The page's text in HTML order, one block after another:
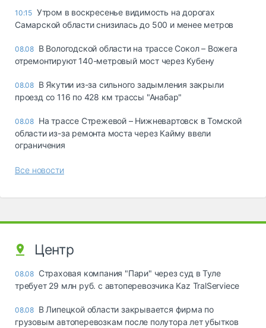
10:15 Утром в воскресенье видимость на дорогах
Самарской области снизилась до 500 и менее метров
08.08 В Вологодской области на трассе Сокол – Вожега
отремонтируют 140-метровый мост через Кубену
08.08 В Якутии из-за сильного задымления закрыли
проезд со 116 по 428 км трассы "Анабар"
08.08 На трассе Стрежевой – Нижневартовск в Томской
области из-за ремонта моста через Кайму ввели
ограничения
Все новости
Центр
08.08 Страховая компания "Пари" через суд в Туле
требует 29 млн руб. с автоперевозчика Kaz TralServiece
08.08 В Липецкой области закрывается фирма по
грузовым автоперевозкам после полутора лет убытков